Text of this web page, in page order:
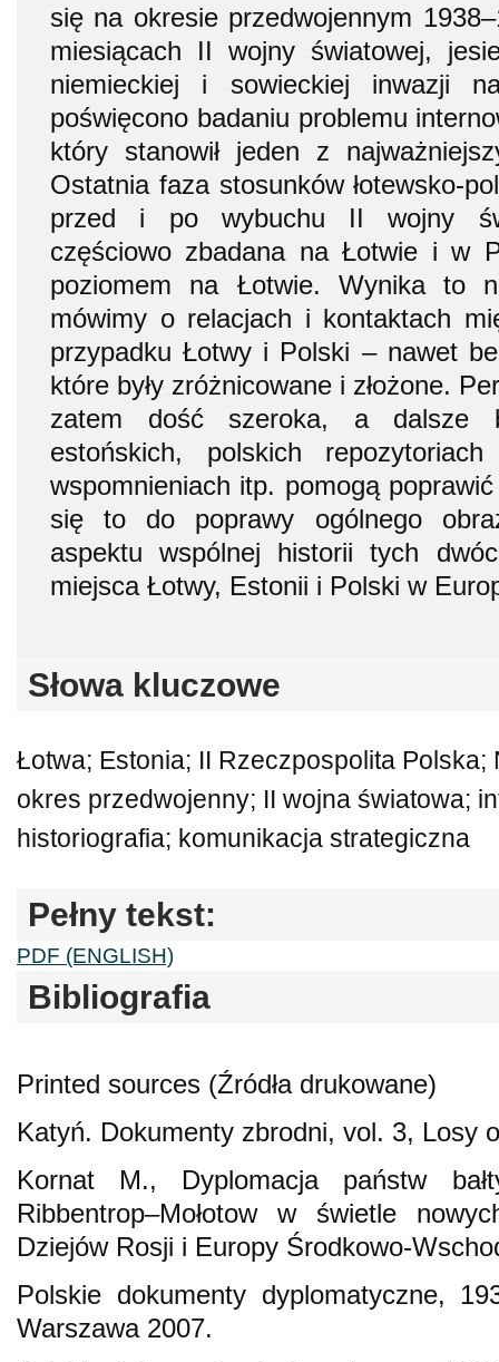
się na okresie przedwojennym
miesiącach II wojny światowej,
niemieckiej i sowieckiej inwazji
poświęcono badaniu problemu
który stanowił jeden z
Ostatnia faza stosunków łotewsko-
przed i po wybuchu II wojny
częściowo zbadana na Łotwie i w
poziomem na Łotwie. Wynika to
mówimy o relacjach i kontaktach
przypadku Łotwy i Polski – nawet
które były zróżnicowane i złożone.
zatem dość szeroka, a dalsze
estońskich, polskich repozytoriach
wspomnieniach itp. pomogą
się to do poprawy ogólnego
aspektu wspólnej historii tych
miejsca Łotwy, Estonii i Polski w
Słowa kluczowe
Łotwa; Estonia; II Rzeczpospolita
okres przedwojenny; II wojna światowa;
historiografia; komunikacja strategiczna
Pełny tekst:
PDF (ENGLISH)
Bibliografia
Printed sources (Źródła drukowane)
Katyń. Dokumenty zbrodni, vol. 3, Losy
Kornat M., Dyplomacja państw
Ribbentrop–Mołotow w świetle
Dziejów Rosji i Europy Środkowo-
Polskie dokumenty dyplomatyczne,
Warszawa 2007.